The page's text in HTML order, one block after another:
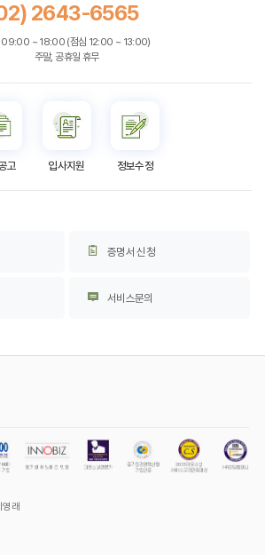
2643-6565
09:00 ~ 18:00 (점심 12:00 ~ 13:00)
주말, 공휴일 휴무
고 입사지원 정보수정
증명서 신청
서비스문의
래